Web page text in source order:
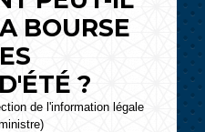
BOURSE
?
de l'information légale